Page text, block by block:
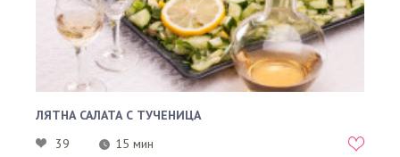
ЛЯТНА САЛАТА С ТУЧЕНИЦА
39
15 мин